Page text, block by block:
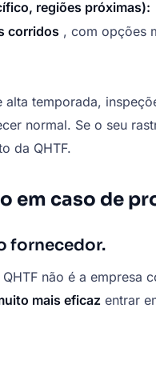
regiões próximas):
corridos , com opções
temporada,
normal. Se o seu
da QHTF.
caso de
fornecedor.
não é a empresa
mais eficaz entrar